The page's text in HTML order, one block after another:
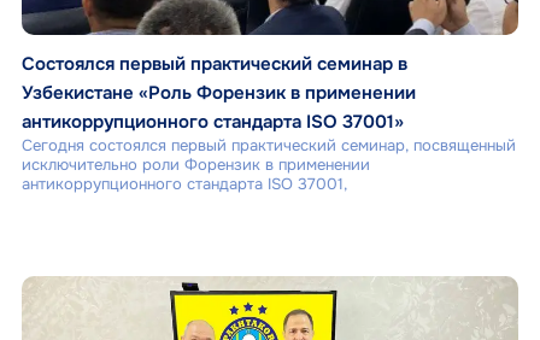
Состоялся первый практический семинар в
Узбекистане «Роль Форензик в применении
антикоррупционного стандарта ISO 37001»
Сегодня состоялся первый практический семинар, посвященный
исключительно роли Форензик в применении
антикоррупционного стандарта ISO 37001,